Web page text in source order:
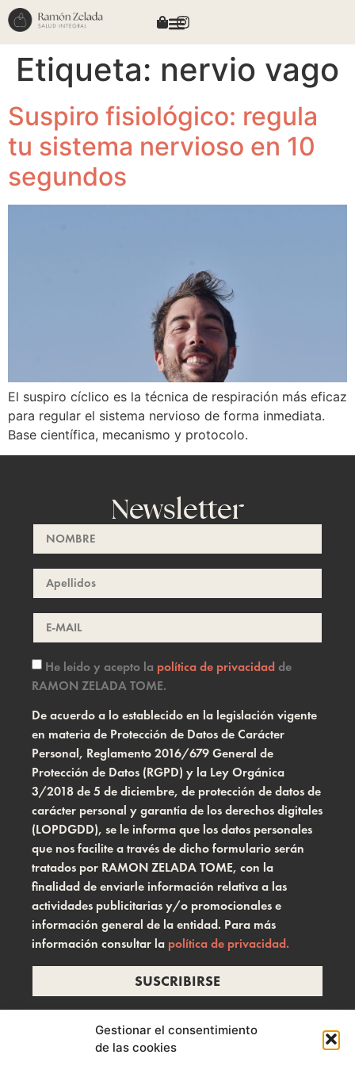
Gestionar el consentimiento
de las cookies
Etiqueta: nervio vago
Suspiro fisiológico: regula
tu sistema nervioso en 10
segundos
El suspiro cíclico es la técnica de respiración más eficaz
para regular el sistema nervioso de forma inmediata.
Base científica, mecanismo y protocolo.
Newsletter
He leído y acepto la política de privacidadde
RAMON ZELADA TOME.
De acuerdo a lo establecido en la legislación vigente
en materia de Protección de Datos de Carácter
Personal, Reglamento 2016/679 General de
Protección de Datos (RGPD) y la Ley Orgánica
3/2018 de 5 de diciembre, de protección de datos de
carácter personal y garantía de los derechos digitales
(LOPDGDD), se le informa que los datos personales
que nos facilite a través de dicho formulario serán
tratados por RAMON ZELADA TOME, con la
finalidad de enviarle información relativa a las
actividades publicitarias y/o promocionales e
información general de la entidad. Para más
información consultar la política de privacidad.
SUSCRIBIRSE
info@ramonzelada.com